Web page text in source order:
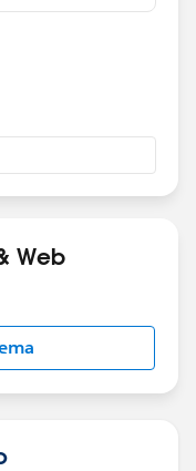
Web